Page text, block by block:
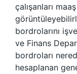
çalışanları
bordrolarını
ve Finans
bordroları
hesaplanan